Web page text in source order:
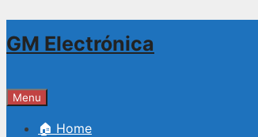
al
GM Electrónica
Menu
🏠 Home